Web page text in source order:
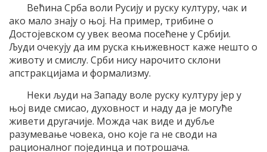
Већина Срба воли Русију и руску културу, чак и
ако мало знају о њој. На пример, трибине о
Достојевском су увек веома посећене у Србији.
Људи очекују да им руска књижевност каже нешто о
животу и смислу. Срби нису нарочито склони
апстракцијама и формализму.
Неки људи на Западу воле руску културу јер у
њој виде смисао, духовност и наду да је могуће
живети другачије. Можда чак виде и дубље
разумевање човека, оно које га не своди на
рационалног појединца и потрошача.